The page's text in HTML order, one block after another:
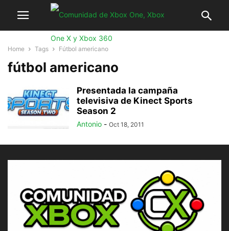
Home Tags Fútbol americano
fútbol americano
Presentada la campaña
televisiva de Kinect Sports
Season 2
Antonio - Oct 18, 2011